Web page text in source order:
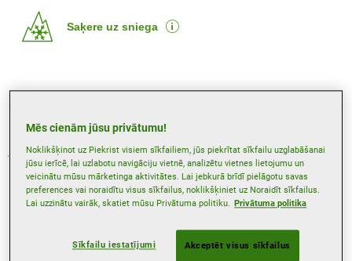
Saķere uz sniega
Atsevišķas tehnoloģijas var būt pieejamas tikai noteiktiem
izmēriem. Lai uzzinātu vairāk, izmantojiet mūsu riepu
meklētāju.
Mēs cienām jūsu privātumu!
Noklikšķinot uz Piekrist visiem sīkfailiem, jūs piekrītat sīkfailu uzglabāšanai
jūsu ierīcē, lai uzlabotu navigāciju vietnē, analizētu vietnes lietojumu un
veicinātu mūsu mārketinga aktivitātes. Lai jebkurā brīdī pielāgotu savas
preferences vai noraidītu visus sīkfailus, noklikšķiniet uz Noraidīt sīkfailus.
Lai uzzinātu vairāk, skatiet mūsu Privātuma politiku. Privātuma politika
Sīkfailu iestatījumi Akceptēt visus sīkfailus